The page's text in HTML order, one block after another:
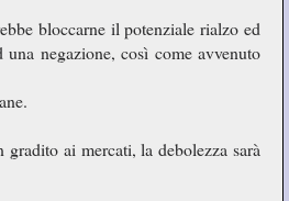
bloccarne il potenziale rialzo ed
negazione, così come avvenuto
ai mercati, la debolezza sarà